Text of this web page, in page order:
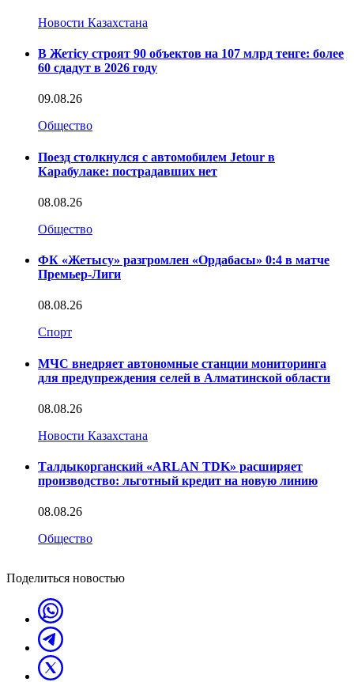
Новости Казахстана
В Жетісу строят 90 объектов на 107 млрд тенге: более
60 сдадут в 2026 году
09.08.26
Общество
Поезд столкнулся с автомобилем Jetour в
Карабулаке: пострадавших нет
08.08.26
Общество
ФК «Жетысу» разгромлен «Ордабасы» 0:4 в матче
Премьер-Лиги
08.08.26
Спорт
МЧС внедряет автономные станции мониторинга
для предупреждения селей в Алматинской области
08.08.26
Новости Казахстана
Талдыкорганский «ARLAN TDK» расширяет
производство: льготный кредит на новую линию
08.08.26
Общество
Поделиться новостью